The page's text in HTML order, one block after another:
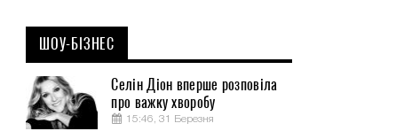
ШОУ-БІЗНЕС
Селін Діон вперше розповіла
про важку хворобу
15:46, 31 Березня